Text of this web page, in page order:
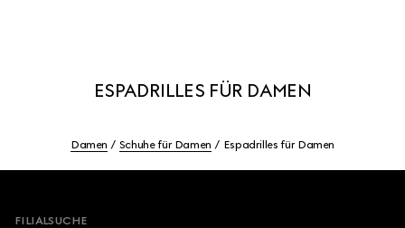
ESPADRILLES FÜR DAMEN
Damen Schuhe für Damen Espadrilles für Damen
FILIALSUCHE